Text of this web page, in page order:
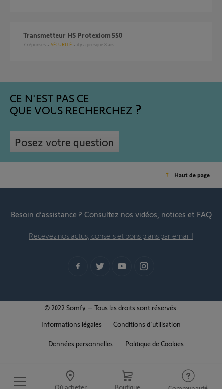
Où acheter Boutique
Transmetteur HS Protexiom 550
7 réponses SÉCURITÉ il y a presque 8 ans
CE N'EST PAS CE
QUE VOUS RECHERCHEZ
Posez votre question
Haut de page
Besoin d’assistance ? Consultez nos vidéos, notices et FAQ
Recevez nos actus, conseils et bons plans par email !
© 2022 Somfy – Tous les droits sont réservés.
Informations légales
Conditions d'utilisation
Données personnelles Politique de Cookies